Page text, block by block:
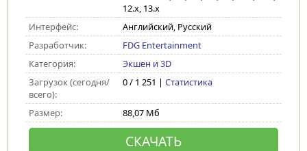
12.x, 13.x
Интерфейс:
Английский, Русский
Разработчик:
FDG Entertainment
Категория:
Экшен и 3D
Загрузок (сегодня/
всего):
0 / 1 251 | Статистика
Размер: 88,07 Мб
СКАЧАТЬ